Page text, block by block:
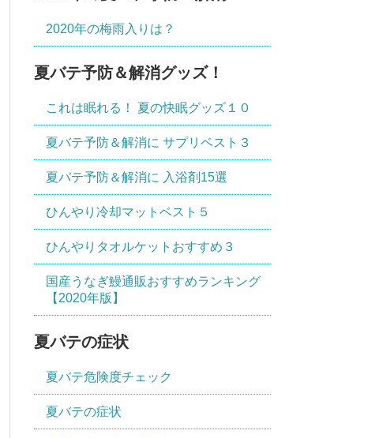
2020年の梅雨入りは？
夏バテ予防＆解消グッズ！
これは眠れる！ 夏の快眠グッズ１０
夏バテ予防＆解消に サプリベスト３
夏バテ予防＆解消に 入浴剤15選
ひんやり冷却マットベスト５
ひんやりタオルケットおすすめ３
国産うなぎ鰻通販おすすめランキング
【2020年版】
夏バテの症状
夏バテ危険度チェック
夏バテの症状